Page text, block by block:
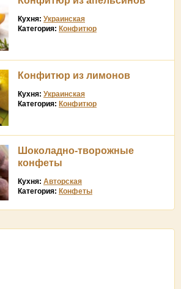
Кухня: Украинская
Категория: Конфитюр
Конфитюр из лимонов
Кухня: Украинская
Категория: Конфитюр
Шоколадно-творожные
конфеты
Кухня: Авторская
Категория: Конфеты